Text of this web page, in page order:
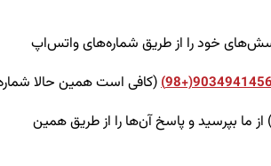
خود را از طریق شماره‌های واتس‌اپ
(کافی است همین حالا شماره
ما بپرسید و پاسخ آن‌ها را از طریق همین